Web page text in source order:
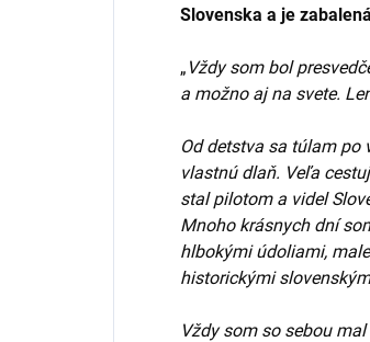
Slovenska a je
„ Vždy som bol
a možno aj na svete.
Od detstva sa túlam po
vlastnú dlaň. Veľa
stal pilotom a videl
Mnoho krásnych dní
hlbokými údoliami,
historickými
Vždy som so sebou